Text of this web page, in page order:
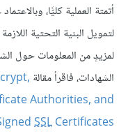
أتمتة العملية كليًّا،
لتمويل البنية التحتية
لمزيدٍ من المعلومات حول
الشهادات، فاقرأ مقالة
Authorities, and
SSLCertificates